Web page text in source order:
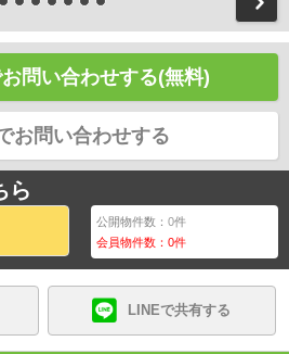
問い合わせする(無料)
お問い合わせする
ら
公開物件数：0件
会員物件数：0件
LINEで共有する